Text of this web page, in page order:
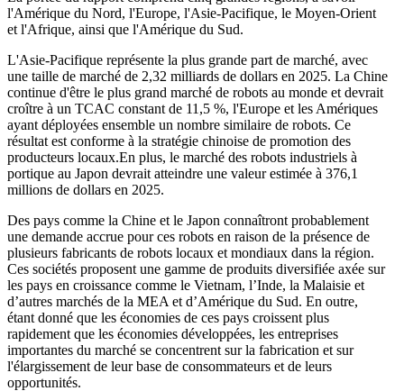
l'Amérique du Nord, l'Europe, l'Asie-Pacifique, le Moyen-Orient
et l'Afrique, ainsi que l'Amérique du Sud.
L'Asie-Pacifique représente la plus grande part de marché, avec
une taille de marché de 2,32 milliards de dollars en 2025. La Chine
continue d'être le plus grand marché de robots au monde et devrait
croître à un TCAC constant de 11,5 %, l'Europe et les Amériques
ayant déployées ensemble un nombre similaire de robots. Ce
résultat est conforme à la stratégie chinoise de promotion des
producteurs locaux.En plus, le marché des robots industriels à
portique au Japon devrait atteindre une valeur estimée à 376,1
millions de dollars en 2025.
Des pays comme la Chine et le Japon connaîtront probablement
une demande accrue pour ces robots en raison de la présence de
plusieurs fabricants de robots locaux et mondiaux dans la région.
Ces sociétés proposent une gamme de produits diversifiée axée sur
les pays en croissance comme le Vietnam, l’Inde, la Malaisie et
d’autres marchés de la MEA et d’Amérique du Sud. En outre,
étant donné que les économies de ces pays croissent plus
rapidement que les économies développées, les entreprises
importantes du marché se concentrent sur la fabrication et sur
l'élargissement de leur base de consommateurs et de leurs
opportunités.